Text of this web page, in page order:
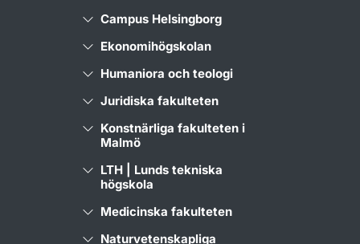
Campus Helsingborg
Ekonomihögskolan
Humaniora och teologi
Juridiska fakulteten
Konstnärliga fakulteten i
Malmö
LTH | Lunds tekniska
högskola
Medicinska fakulteten
Naturvetenskapliga